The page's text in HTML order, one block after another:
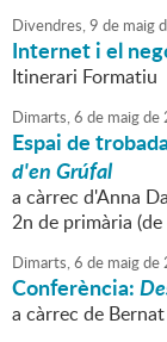
Divendres,9 de maig
Internet i el
Itinerari Formatiu
Dimarts,6 de maigde
Espai de
d'en Grúfal
a càrrec d'Anna
2n de primària (de
Dimarts,6 de maigde
Conferència:
a càrrec de